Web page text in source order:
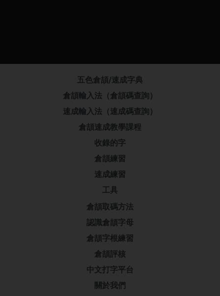
五色倉頡/速成字典
倉頡輸入法（倉頡碼查詢）
速成輸入法（速成碼查詢）
倉頡速成教學課程
收錄的字
倉頡練習
速成練習
工具
倉頡取碼方法
認識倉頡字母
倉頡字根練習
倉頡評核
中文打字平台
關於我們